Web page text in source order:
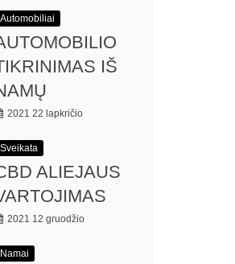
Automobiliai
IŠ
2021 22 lapkričio
Sveikata
ALIEJAUS
2021 12 gruodžio
Namai